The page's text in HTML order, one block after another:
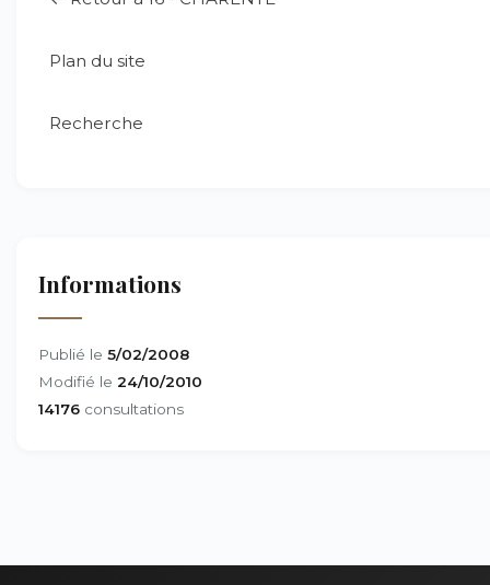
Plan du site
Recherche
Informations
Publié le 5/02/2008
Modifié le 24/10/2010
14176 consultations